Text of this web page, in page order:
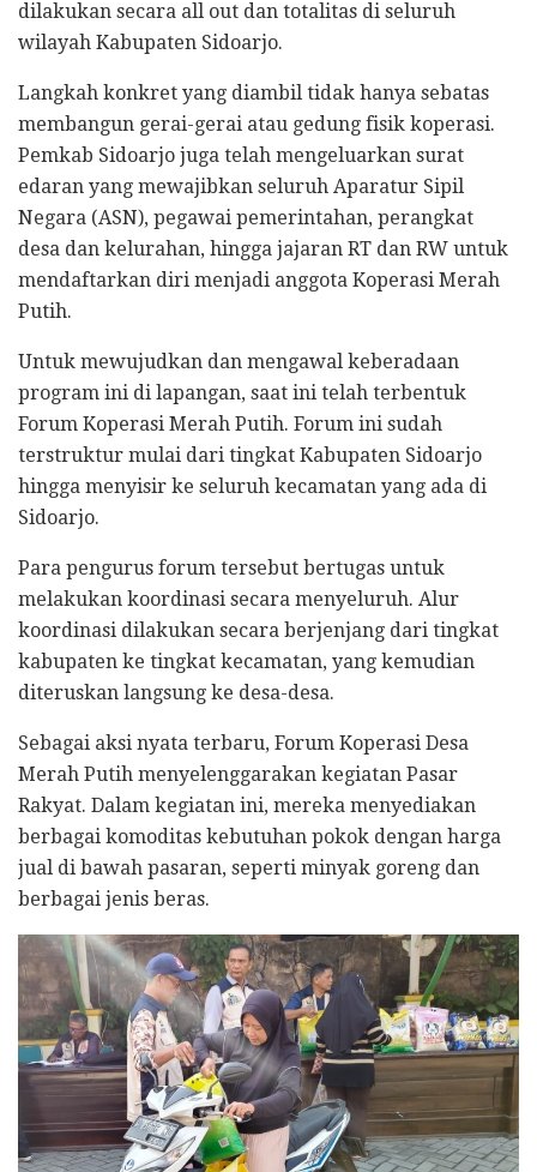
dilakukan secara all out dan totalitas di seluruh
wilayah Kabupaten Sidoarjo.
Langkah konkret yang diambil tidak hanya sebatas
membangun gerai-gerai atau gedung fisik koperasi.
Pemkab Sidoarjo juga telah mengeluarkan surat
edaran yang mewajibkan seluruh Aparatur Sipil
Negara (ASN), pegawai pemerintahan, perangkat
desa dan kelurahan, hingga jajaran RT dan RW untuk
mendaftarkan diri menjadi anggota Koperasi Merah
Putih.
Untuk mewujudkan dan mengawal keberadaan
program ini di lapangan, saat ini telah terbentuk
Forum Koperasi Merah Putih. Forum ini sudah
terstruktur mulai dari tingkat Kabupaten Sidoarjo
hingga menyisir ke seluruh kecamatan yang ada di
Sidoarjo.
Para pengurus forum tersebut bertugas untuk
melakukan koordinasi secara menyeluruh. Alur
koordinasi dilakukan secara berjenjang dari tingkat
kabupaten ke tingkat kecamatan, yang kemudian
diteruskan langsung ke desa-desa.
Sebagai aksi nyata terbaru, Forum Koperasi Desa
Merah Putih menyelenggarakan kegiatan Pasar
Rakyat. Dalam kegiatan ini, mereka menyediakan
berbagai komoditas kebutuhan pokok dengan harga
jual di bawah pasaran, seperti minyak goreng dan
berbagai jenis beras.